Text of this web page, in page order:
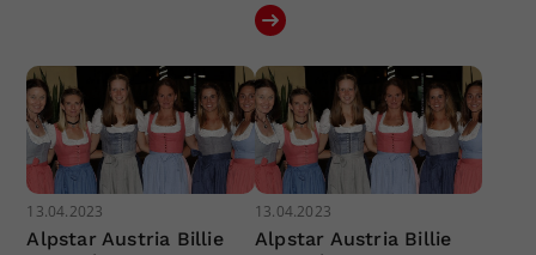
13.04.2023
Alpstar Austria Billie
13.04.2023
Alpstar Austria Billie